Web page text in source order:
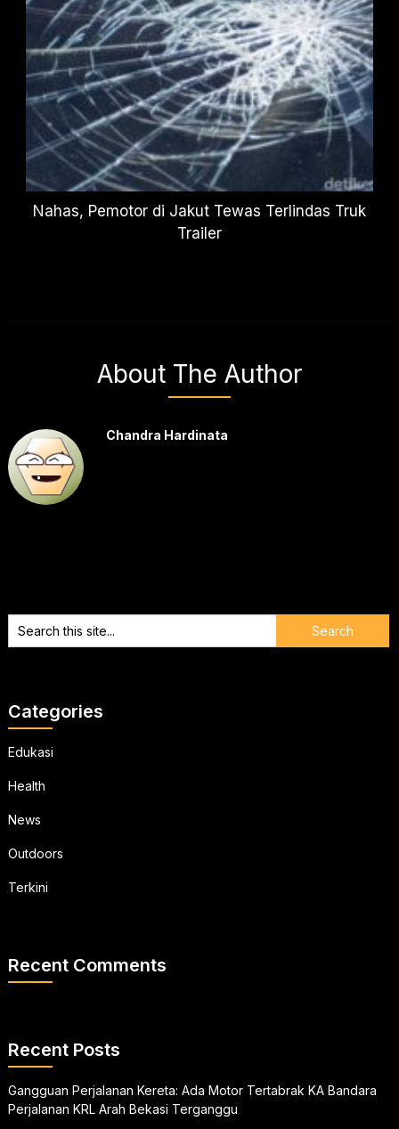
Nahas, Pemotor di Jakut Tewas Terlindas Truk
Trailer
About The Author
Chandra Hardinata
Categories
Edukasi
Health
News
Outdoors
Terkini
Recent Comments
Recent Posts
Gangguan Perjalanan Kereta: Ada Motor Tertabrak KA Bandara
Perjalanan KRL Arah Bekasi Terganggu